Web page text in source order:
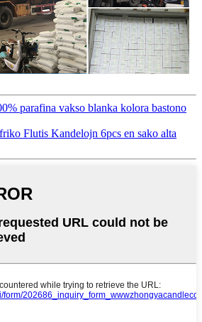
parafina vakso blanka kolora bastono
Flutis Kandelojn 6pcs en sako alta